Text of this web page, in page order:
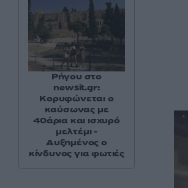
Ρήγου στο
newsit.gr:
Κορυφώνεται ο
καύσωνας με
40άρια και ισχυρό
μελτέμι -
Αυξημένος ο
κίνδυνος για φωτιές